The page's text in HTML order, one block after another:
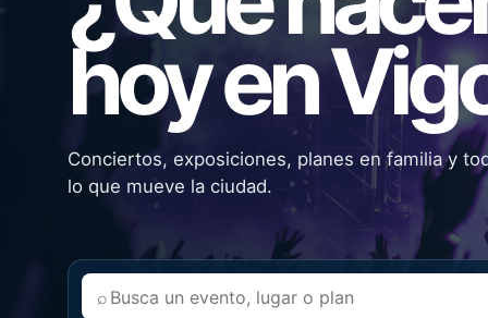
hoy en
Conciertos, exposiciones, planes en familia y
lo que mueve la ciudad.
⌕